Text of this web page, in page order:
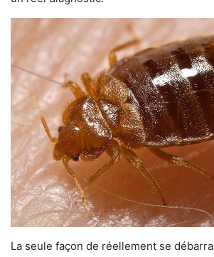
La seule façon de réellement se